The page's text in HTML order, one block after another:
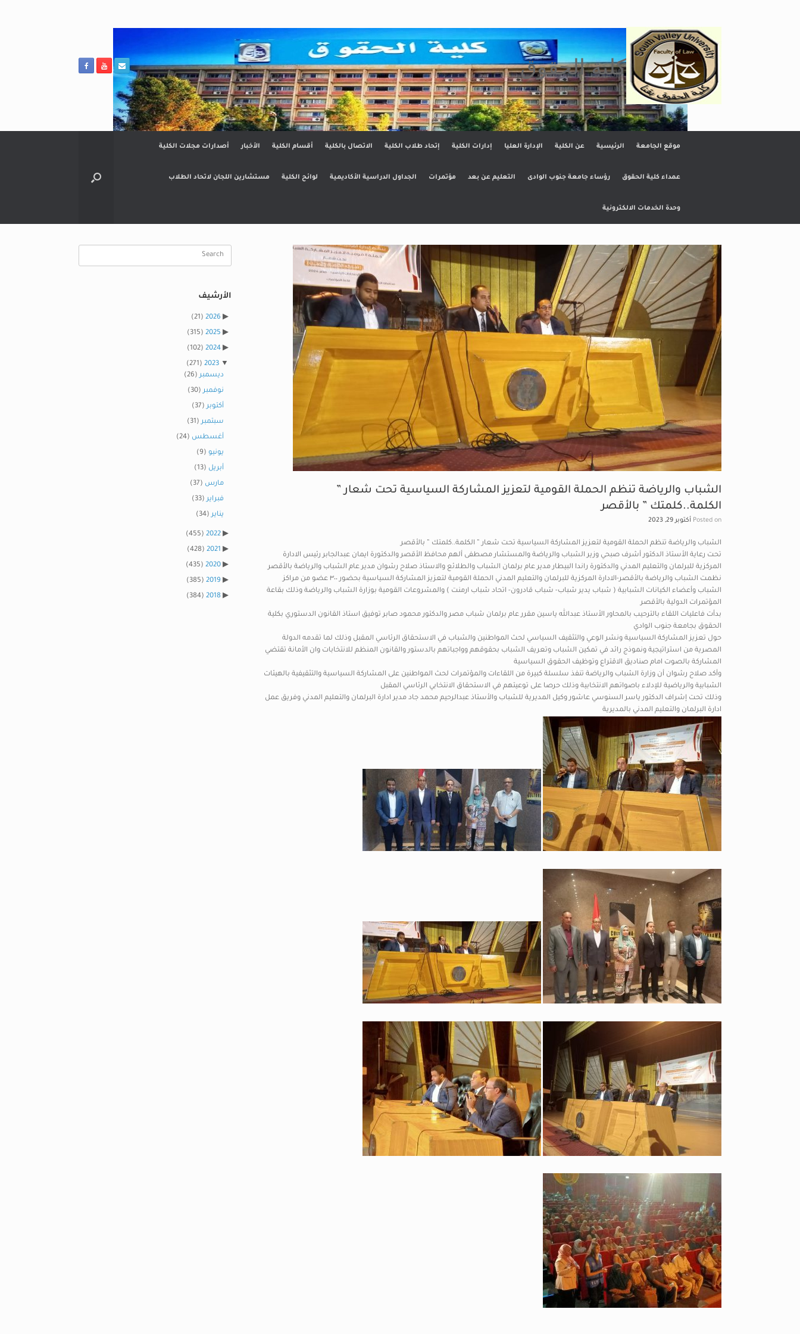
كلية الحقوق
موقع الجامعة الرئيسية عن الكلية الإدارة العليا إدارات الكلية إتحاد طلاب الكلية الاتصال بالكلية أقسام الكلية الأخبار أصدارات مجلات الكلية
عمداء كلية الحقوق رؤساء جامعة جنوب الوادى التعليم عن بعد مؤتمرات الجداول الدراسية الأكاديمية لوائح الكلية مستشارين اللجان لاتحاد الطلاب
وحدة الخدمات الالكترونية
الشباب والرياضة تنظم الحملة القومية لتعزيز المشاركة السياسية تحت شعار ”
الكلمة..كلمتك ” بالأقصر
Posted on أكتوبر 29, 2023
الشباب والرياضة تنظم الحملة القومية لتعزيز المشاركة السياسية تحت شعار ” الكلمة..كلمتك ” بالأقصر
تحت رعاية الأستاذ الدكتور أشرف صبحي وزير الشباب والرياضة والمستشار مصطفى ألهم محافظ الأقصر والدكتورة ايمان عبدالجابر رئيس الادارة
المركزية للبرلمان والتعليم المدني والدكتورة راندا البيطار مدير عام برلمان الشباب والطلائع والاستاذ صلاح رشوان مدير عام الشباب والرياضة بالأقصر
نظمت الشباب والرياضة بالأقصر-الادارة المركزية للبرلمان والتعليم المدني الحملة القومية لتعزيز المشاركة السياسية بحضور ٣٠٠ عضو من مراكز
الشباب وأعضاء الكيانات الشبابية ( شباب يدير شباب- شباب قادرون- اتحاد شباب ارمنت ) والمشروعات القومية بوزارة الشباب والرياضة وذلك بقاعة
المؤتمرات الدولية بالأقصر
بدأت فاعليات اللقاء بالترحيب بالمحاور الأستاذ عبدالله ياسين مقرر عام برلمان شباب مصر والدكتور محمود صابر توفيق استاذ القانون الدستوري بكلية
الحقوق بجامعة جنوب الوادي
حول تعزيز المشاركة السياسية ونشر الوعي والتثقيف السياسي لحث المواطنين والشباب في الاستحقاق الرئاسي المقبل وذلك لما تقدمه الدولة
المصرية من استراتيجية ونموذج رائد في تمكين الشباب وتعريف الشباب بحقوقهم وواجباتهم بالدستور والقانون المنظم للانتخابات وان الأمانة تقتضي
المشاركة بالصوت امام صناديق الاقتراع وتوظيف الحقوق السياسية
وأكد صلاح رشوان أن وزارة الشباب والرياضة تنفذ سلسلة كبيرة من اللقاءات والمؤتمرات لحث المواطنين على المشاركة السياسية والتثقيفية بالهيئات
الشبابية والرياضية للإدلاء باصواتهم الانتخابية وذلك حرصا على توعيتهم في الاستحقاق الانتخابي الرئاسي المقبل
وذلك تحت إشراف الدكتور ياسر السنوسي عاشور وكيل المديرية للشباب والأستاذ عبدالرحيم محمد جاد مدير ادارة البرلمان والتعليم المدني وفريق عمل
ادارة البرلمان والتعليم المدني بالمديرية
Search
الأرشيف
2026
(21)
2025
(315)
2024
(102)
2023
(271)
ديسمبر(26)
نوفمبر(30)
أكتوبر(37)
سبتمبر(31)
أغسطس (24)
يونيو (9)
أبريل (13)
مارس (37)
فبراير(33)
يناير(34)
2022
(455)
2021
(428)
2020
(435)
2019
(385)
2018
(384)